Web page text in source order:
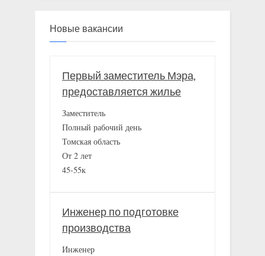
Новые вакансии
Первый заместитель Мэра,
предоставляется жилье
Заместитель
Полный рабочий день
Томская область
От 2 лет
45-55к
Инженер по подготовке
производства
Инженер